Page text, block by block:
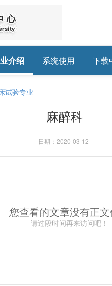
介绍 系统使用 下载
试验专业
麻醉科
日期：2020-03-12
您查看的文章没有正
请过段时间再来访问吧！